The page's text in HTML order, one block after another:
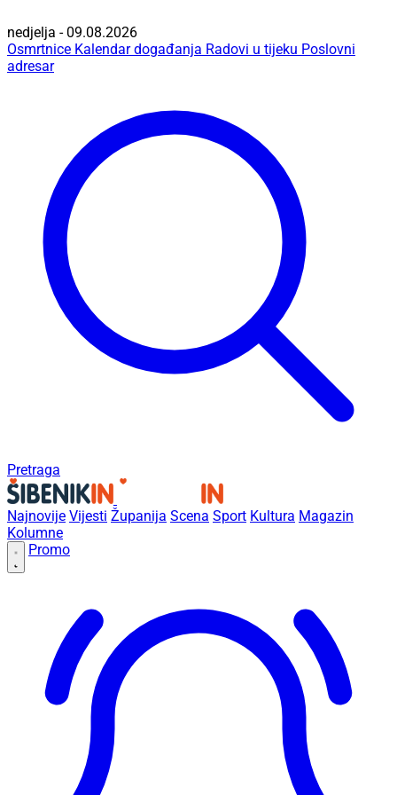
nedjelja - 09.08.2026
Osmrtnice Kalendar događanja Radovi u tijeku Poslovni
adresar
Pretraga
Najnovije Vijesti Županija Scena Sport Kultura Magazin
Kolumne
Promo